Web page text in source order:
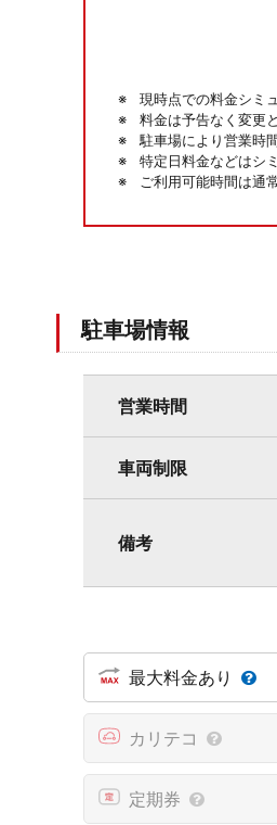
現時点での料金シミ
料金は予告なく変更
駐車場により営業時
特定日料金などはシ
ご利用可能時間は通
駐車場情報
営業時間
車両制限
備考
最大料金あり
カリテコ
定期券